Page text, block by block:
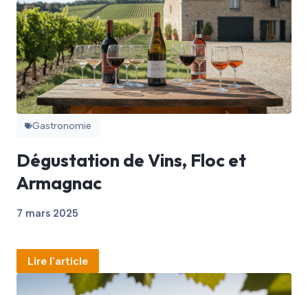
Gastronomie
Dégustation de Vins, Floc et
Armagnac
7 mars 2025
Lire l'article